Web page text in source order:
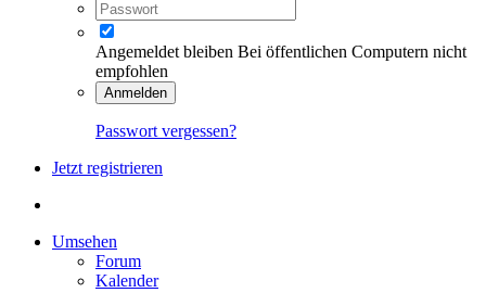
Angemeldet bleiben Bei öffentlichen Computern nicht
empfohlen
Anmelden
Passwort vergessen?
Jetzt registrieren
Umsehen
Forum
Kalender